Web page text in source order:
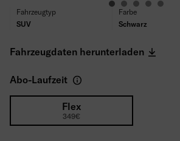
Fahrzeugtyp
SUV
Farbe
Schwarz
Benzin
Automatik
Antrieb
Sitze/Türen
Leistung
155PS
1.0 l EcoBoost
Verbrauch (WLTP)
Reifen
Selbstbeteiligung
Fahrzeugdaten herunterladen
Abo-Laufzeit
Flex
349€